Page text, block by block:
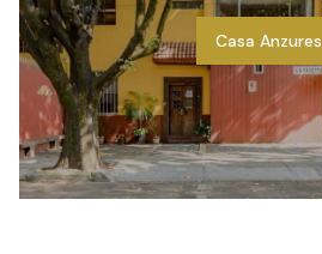
Casa Anzures